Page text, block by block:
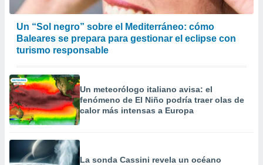
Un “Sol negro” sobre el Mediterráneo: cómo
Baleares se prepara para gestionar el eclipse con
turismo responsable
Un meteorólogo italiano avisa: el
fenómeno de El Niño podría traer olas de
calor más intensas a Europa
La sonda Cassini revela un océano